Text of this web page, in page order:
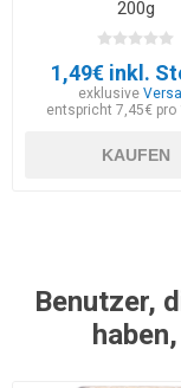
200g
1,49€ inkl.
exklusive
entspricht 7,45€ pro
KAUFEN
Benutzer,